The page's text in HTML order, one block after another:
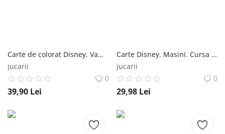
Carte de colorat Disney. Vampirina. Coloram cu Vampirina contine 4 creioane cerate Editura Litera
jucarii
0
39,90 Lei
Carte Disney. Masini. Cursa pe gheata Editura Litera
jucarii
0
29,98 Lei